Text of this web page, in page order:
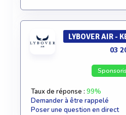
LYBOVER AIR -
03
Taux de réponse : 99%
Demander à être rappelé
Poser une question en direct